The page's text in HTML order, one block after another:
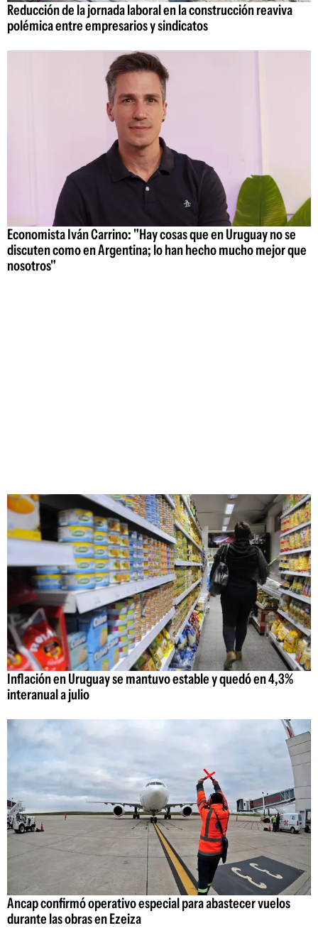
Reducción de la jornada laboral en la construcción reaviva
polémica entre empresarios y sindicatos
Economista Iván Carrino: "Hay cosas que en Uruguay no se
discuten como en Argentina; lo han hecho mucho mejor que
nosotros"
Inflación en Uruguay se mantuvo estable y quedó en 4,3%
interanual a julio
Ancap confirmó operativo especial para abastecer vuelos
durante las obras en Ezeiza